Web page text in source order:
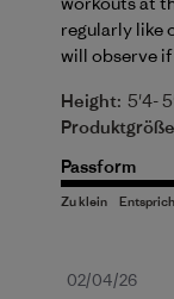
regularly like
will observe
Height: 5'4-
Passform
02/04/26